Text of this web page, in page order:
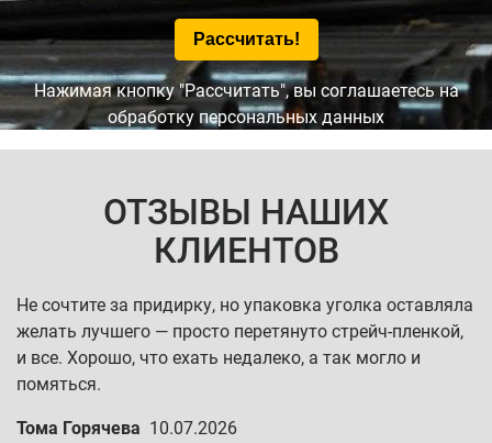
Нажимая кнопку "Рассчитать", вы соглашаетесь на
обработку персональных данных
ОТЗЫВЫ НАШИХ
КЛИЕНТОВ
Не сочтите за придирку, но упаковка уголка оставляла
желать лучшего — просто перетянуто стрейч-пленкой,
и все. Хорошо, что ехать недалеко, а так могло и
помяться.
Тома Горячева 10.07.2026